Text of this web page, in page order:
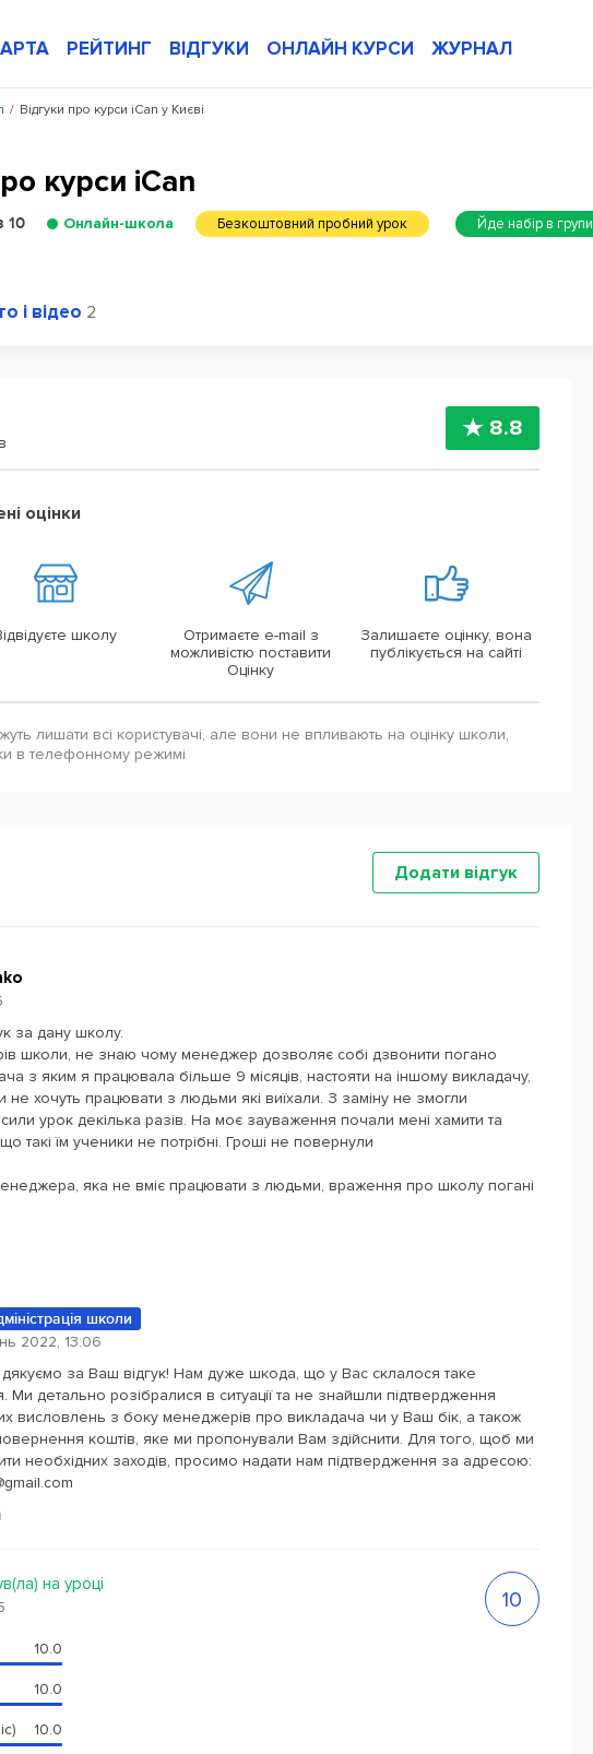
РЕЙТИНГ ВІДГУКИ ОНЛАЙН КУРСИ ЖУРНАЛ
/ Відгуки про курси iCan у Києві
курси iCan
10 Онлайн-школа Безкоштовний пробний урок Йде набір в групи
і відео 2
8.8
оцінки
школу
Отримаєте e-mail з
можливістю поставити
Оцінку
Залишаєте оцінку, вона
публікується на сайті
лишати всі користувачі, але вони не впливають на оцінку школи,
в телефонному режимі
Додати відгук
за дану школу.
школи, не знаю чому менеджер дозволяє собі дзвонити погано
з яким я працювала більше 9 місяців, настояти на іншому викладачу,
не хочуть працювати з людьми які виїхали. З заміну не змогли
урок декілька разів. На моє зауваження почали мені хамити та
такі їм ученики не потрібні. Гроші не повернули
яка не вміє працювати з людьми, враження про школу погані
школи
2022, 13:06
дякуємо за Ваш відгук! Нам дуже шкода, що у Вас склалося таке
Ми детально розібралися в ситуації та не знайшли підтвердження
висловлень з боку менеджерів про викладача чи у Ваш бік, а також
коштів, яке ми пропонували Вам здійснити. Для того, щоб ми
необхідних заходів, просимо надати нам підтвердження за адресою:
на уроці
10
10.0
10.0
10.0